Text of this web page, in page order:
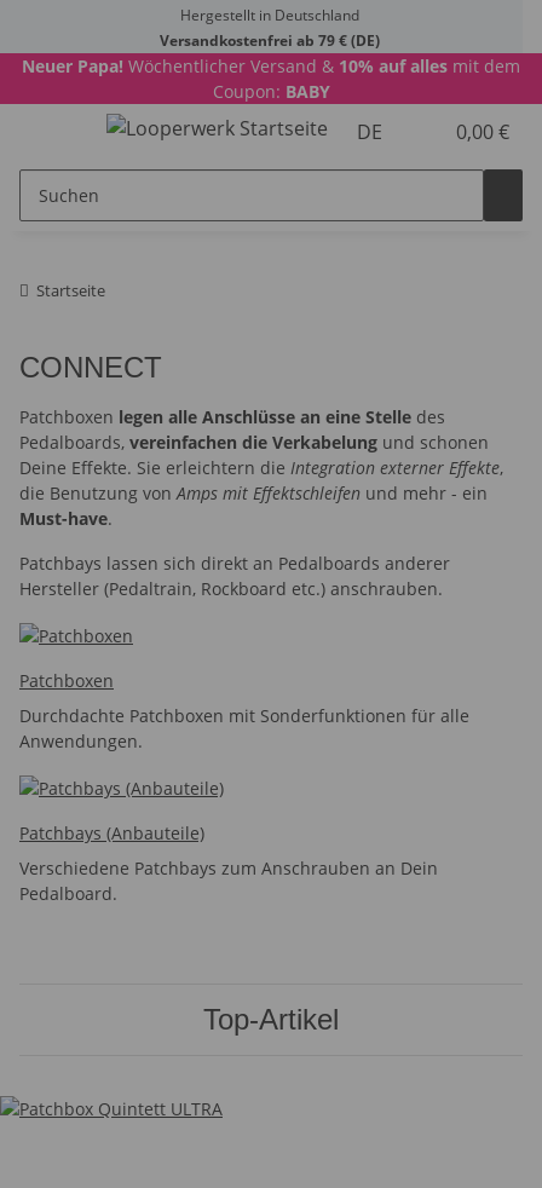
Hergestellt in Deutschland
Versandkostenfrei ab 79 € (DE)
Neuer Papa! Wöchentlicher Versand & 10% auf alles mit dem
Coupon: BABY
DE 0,00 €
Startseite
CONNECT
Patchboxen legen alle Anschlüsse an eine Stelle des
Pedalboards, vereinfachen die Verkabelung und schonen
Deine Effekte. Sie erleichtern die Integration externer Effekte,
die Benutzung vonAmps mit Effektschleifen und mehr - ein
Must-have.
Patchbays lassen sich direkt an Pedalboards anderer
Hersteller (Pedaltrain, Rockboard etc.) anschrauben.
Patchboxen
Durchdachte Patchboxen mit Sonderfunktionen für alle
Anwendungen.
Patchbays (Anbauteile)
Verschiedene Patchbays zum Anschrauben an Dein
Pedalboard.
Top-Artikel